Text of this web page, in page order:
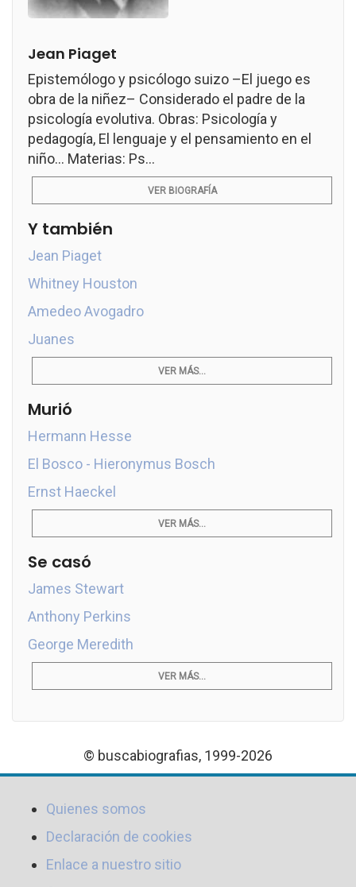
Jean Piaget
Epistemólogo y psicólogo suizo –El juego es
obra de la niñez– Considerado el padre de la
psicología evolutiva. Obras: Psicología y
pedagogía, El lenguaje y el pensamiento en el
niño... Materias: Ps...
VER BIOGRAFÍA
Y también
Jean Piaget
Whitney Houston
Amedeo Avogadro
Juanes
VER MÁS...
Murió
Hermann Hesse
El Bosco - Hieronymus Bosch
Ernst Haeckel
VER MÁS...
Se casó
James Stewart
Anthony Perkins
George Meredith
VER MÁS...
© buscabiografias, 1999-2026
Quienes somos
Declaración de cookies
Enlace a nuestro sitio